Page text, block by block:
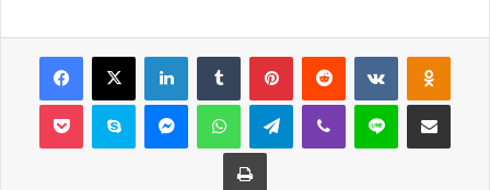
Facebook
X LinkedInTumblr PinterestReddit VKontakte
Pocket Skype MessengerWhatsAppTelegramViber Line E-Posta ile
Yazdır